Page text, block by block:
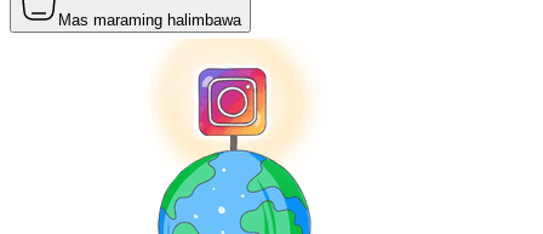
Mas maraming halimbawa